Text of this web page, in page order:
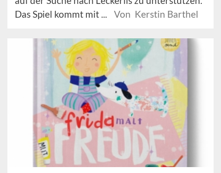
Das Spiel kommt mit ...
Von Kerstin Barthel